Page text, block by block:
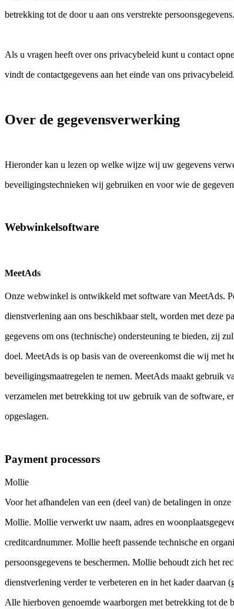
betrekking tot de door u aan ons verstrekte persoonsgegevens.
Als u vragen heeft over ons privacybeleid kunt u contact
vindt de contactgegevens aan het einde van ons privacybeleid.
Over de gegevensverwerking
Hieronder kan u lezen op welke wijze wij uw gegevens
beveiligingstechnieken wij gebruiken en voor wie de
Webwinkelsoftware
MeetAds
Onze webwinkel is ontwikkeld met software van MeetAds.
dienstverlening aan ons beschikbaar stelt, worden met deze
gegevens om ons (technische) ondersteuning te bieden, zij
doel. MeetAds is op basis van de overeenkomst die wij met
beveiligingsmaatregelen te nemen. MeetAds maakt gebruik
verzamelen met betrekking tot uw gebruik van de software,
opgeslagen.
Payment processors
Mollie
Voor het afhandelen van een (deel van) de betalingen in
Mollie. Mollie verwerkt uw naam, adres en
creditcardnummer. Mollie heeft passende technische en
persoonsgegevens te beschermen. Mollie behoudt zich het
dienstverlening verder te verbeteren en in het kader daarvan
Alle hierboven genoemde waarborgen met betrekking tot de